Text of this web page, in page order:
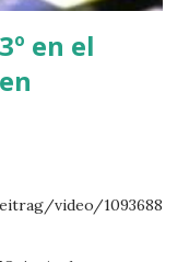
en el
video/1093688